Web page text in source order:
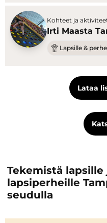
Kohteet ja
Irti Maasta
Lapsille &
Lataa
Tekemistä lapsille
lapsiperheille
seudulla